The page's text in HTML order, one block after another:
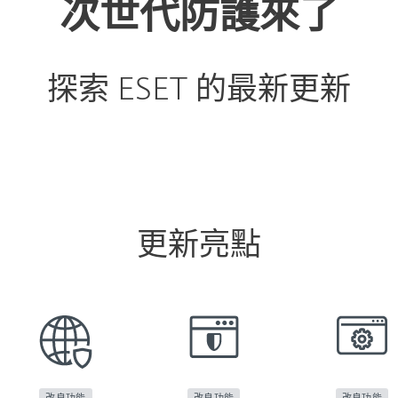
次世代防護來了
探索 ESET 的最新更新
更新亮點